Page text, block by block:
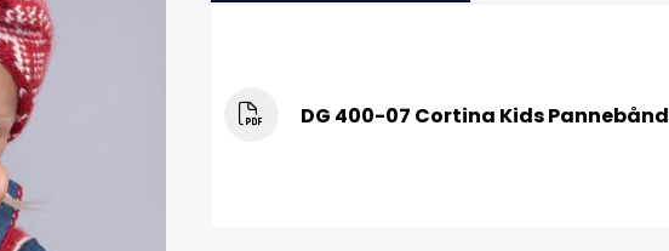
DG 400-07 Cortina Kids Pannebånd